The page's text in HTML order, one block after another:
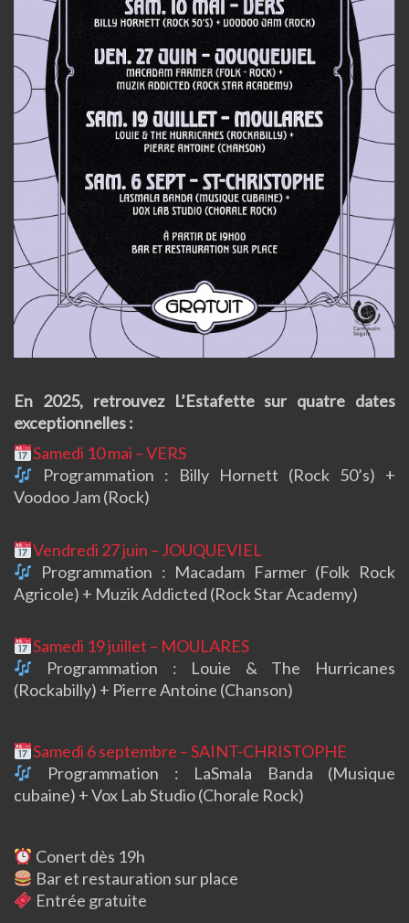
En 2025, retrouvez L’Estafette sur quatre dates
exceptionnelles :
Samedi 10 mai – VERS
Programmation : Billy Hornett (Rock 50’s) +
Voodoo Jam (Rock)
Vendredi 27 juin – JOUQUEVIEL
Programmation : Macadam Farmer (Folk Rock
Agricole) + Muzik Addicted (Rock Star Academy)
Samedi 19 juillet – MOULARES
Programmation : Louie & The Hurricanes
(Rockabilly) + Pierre Antoine (Chanson)
Samedi 6 septembre – SAINT-CHRISTOPHE
Programmation : LaSmala Banda (Musique
cubaine) + Vox Lab Studio (Chorale Rock)
Conert dès 19h
Bar et restauration sur place
Entrée gratuite